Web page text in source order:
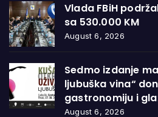
Vlada FBiH
sa 530.000 KM
August 6, 2026
Sedmo izdanje
ljubuška vina“
gastronomiju i
August 6, 2026